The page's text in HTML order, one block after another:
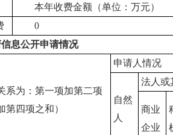
本年收费金额（单位：万元）
0
息公开申请情况
系为：第一项加第二项
第四项之和）
申请人情况
自然
人
法人或
商业
企业